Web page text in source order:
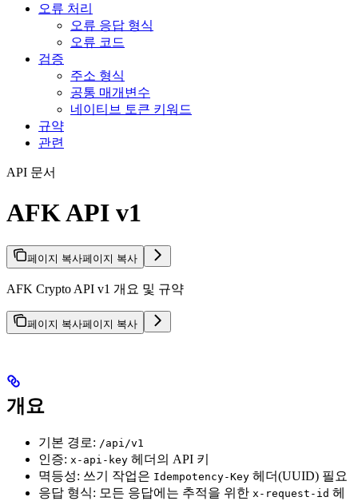
오류 처리
오류 응답 형식
오류 코드
검증
주소 형식
공통 매개변수
네이티브 토큰 키워드
규약
관련
API 문서
AFK API v1
페이지 복사페이지 복사
AFK Crypto API v1 개요 및 규약
페이지 복사페이지 복사
개요
기본 경로: /api/v1
인증: x-api-key 헤더의 API 키
멱등성: 쓰기 작업은 Idempotency-Key 헤더(UUID) 필요
응답 형식: 모든 응답에는 추적을 위한 x-request-id 헤